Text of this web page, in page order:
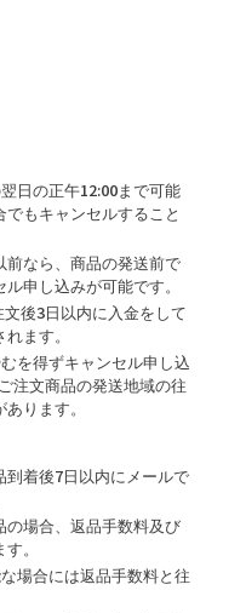
日の正午12:00まで可能
もキャンセルすること
前なら、商品の発送前で
申し込みが可能です。
後3日以内に入金をして
ます。
を得ずキャンセル申し込
注文商品の発送地域の往
ります。
着後7日以内にメールで
の場合、返品手数料及び
。
場合には返品手数料と往